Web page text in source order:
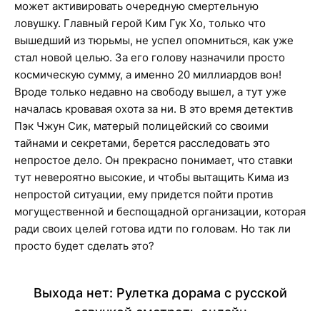
может активировать очередную смертельную
ловушку. Главный герой Ким Гук Хо, только что
вышедший из тюрьмы, не успел опомниться, как уже
стал новой целью. За его голову назначили просто
космическую сумму, а именно 20 миллиардов вон!
Вроде только недавно на свободу вышел, а тут уже
началась кровавая охота за ни. В это время детектив
Пэк Чжун Сик, матерый полицейский со своими
тайнами и секретами, берется расследовать это
непростое дело. Он прекрасно понимает, что ставки
тут невероятно высокие, и чтобы вытащить Кима из
непростой ситуации, ему придется пойти против
могущественной и беспощадной организации, которая
ради своих целей готова идти по головам. Но так ли
просто будет сделать это?
Выхода нет: Рулетка дорама с русской